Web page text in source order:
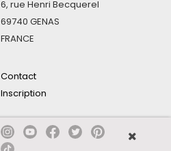
6, rue Henri Becquerel
69740 GENAS
FRANCE
Contact
Inscription